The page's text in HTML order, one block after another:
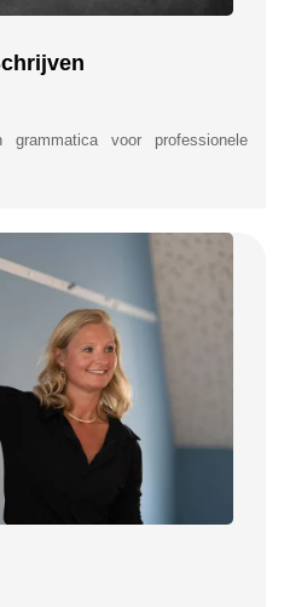
grammatica voor professionele